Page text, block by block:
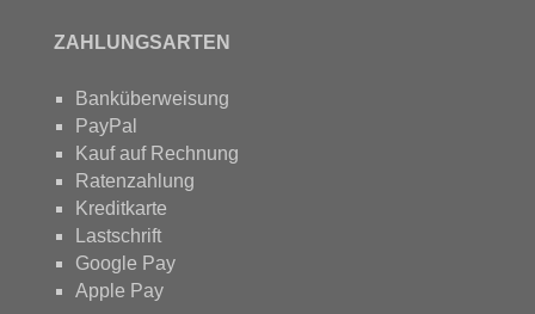
ZAHLUNGSARTEN
Banküberweisung
PayPal
Kauf auf Rechnung
Ratenzahlung
Kreditkarte
Lastschrift
Google Pay
Apple Pay